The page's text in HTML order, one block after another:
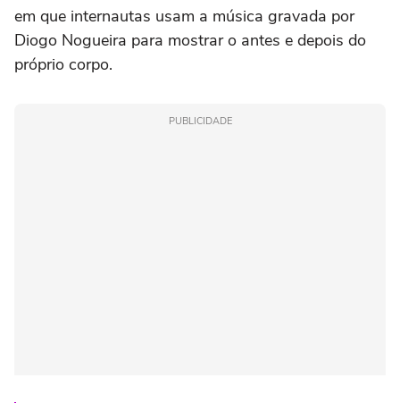
em que internautas usam a música gravada por
Diogo Nogueira para mostrar o antes e depois do
próprio corpo.
PUBLICIDADE